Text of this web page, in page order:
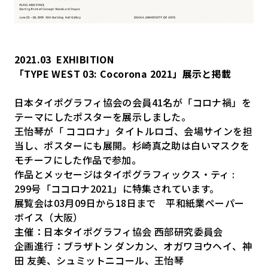
2021.03 EXHIBITION
「TYPE WEST 03: Cocorona 2021」展示と掲載
日本タイポグラフィ協会の会員41名が「コロナ禍」を
テーマにしたポスターを展示しました。
王怡琴が「 ココロナ」タイトルロゴ、会場サインを担
当し、ポスターにも展開。杉崎真之助は白いマスクを
モチーフにした作品で参加。
作品とメッセージはタイポグラフィックス・ティ :
299号「ココロナ2021」に特集されています。
展覧会は03月09日から18日まで 平和紙業ペーパー
ボイス（大阪）
主催：日本タイポグラフィ協会 西部研究委員会
企画進行：ブラザトン ダンカン、オガワヨウヘイ、神
田 友美、シュミットニコール、王怡琴